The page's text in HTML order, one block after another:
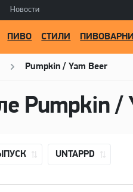
Новости
ПИВО СТИЛИ ПИВОВАРНИ
Pumpkin / Yam Beer
Pumpkin /
UNTAPPD